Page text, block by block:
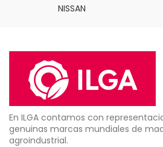
NISSAN
En ILGA contamos con
genuinas marcas mundiales de
agroindustrial.